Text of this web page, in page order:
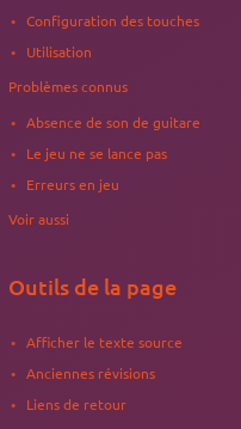
pincer la
la touche «
de jouer la mélodie.
le multiplicateur de
chaque erreur est
l'interruption de la
de points à 1.
de contrôle. En effet,
La position des touches
de manière à imiter la
expérimenté de
favoris, ce qui est
clavier sans fil.
Configuration des touches
Utilisation
Problèmes connus
Absence de son de guitare
Le jeu ne se lance pas
Erreurs en jeu
Voir aussi
Outils de la page
Afficher le texte source
Anciennes révisions
Liens de retour